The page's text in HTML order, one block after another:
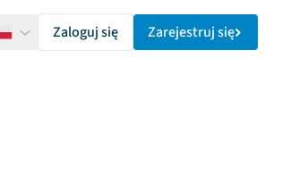
Polski Zaloguj się Zarejestruj się